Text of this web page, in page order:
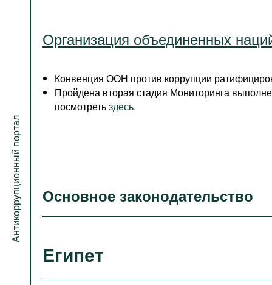
Антикоррупционный портал
Организация объединенных
Конвенция ООН против коррупции
Пройдена вторая стадия Мониторинга
посмотретьздесь.
Основное законодательство
Египет